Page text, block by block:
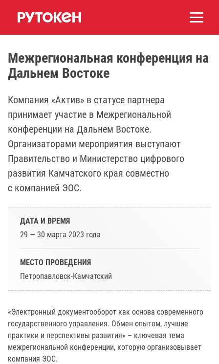
Межрегиональная конференция на
Дальнем Востоке
Компания «Актив» в статусе партнера
принимает участие в Межрегиональной
конференции на Дальнем Востоке.
Организаторами мероприятия выступают
Правительство и Министерство цифрового
развития Камчатского края совместно
с компанией ЭОС.
ДАТА И ВРЕМЯ
29 — 30 марта 2023 года
МЕСТО ПРОВЕДЕНИЯ
Петропавловск-Камчатский
«Электронный документооборот как основа современного
государственного управления. Обмен опытом, лучшие
практики и перспективы развития» – ключевая тема
межрегиональной конференции, которую организовывает
компания ЭОС.